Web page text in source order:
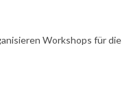
Workshops für die